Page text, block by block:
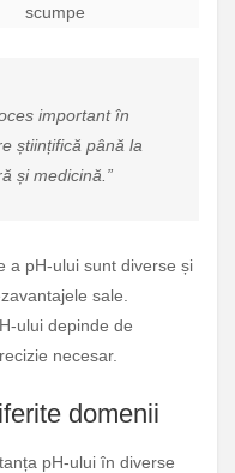
scumpe
important în
științifică până la
și medicină.”
a pH-ului sunt diverse și
sale.
ului depinde de
necesar.
domenii
pH-ului în diverse